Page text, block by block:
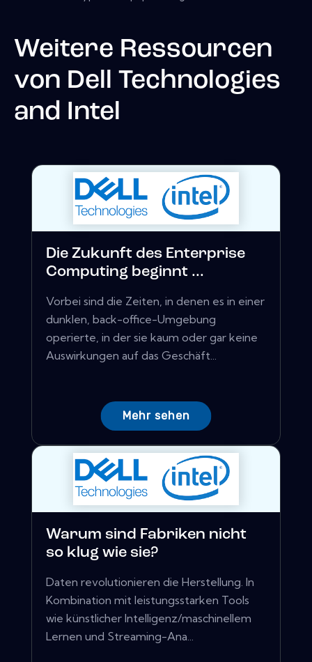
Weitere Ressourcen
von Dell Technologies
and Intel
Die Zukunft des Enterprise
Computing beginnt ...
Vorbei sind die Zeiten, in denen es in einer
dunklen, back-office-Umgebung
operierte, in der sie kaum oder gar keine
Auswirkungen auf das Geschäft...
Mehr sehen
Warum sind Fabriken nicht
so klug wie sie?
Daten revolutionieren die Herstellung. In
Kombination mit leistungsstarken Tools
wie künstlicher Intelligenz/maschinellem
Lernen und Streaming-Ana...